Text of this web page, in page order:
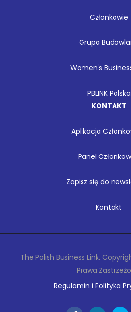
Członkowie
Grupa
Women's
PBLINK Polska
KONTAKT
Aplikacja
Panel
Zapisz się do
Kontakt
The Polish Business Link.
Prawa
Regulamin i Polityka